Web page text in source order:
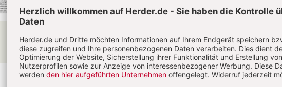
Jetzt gratis testen